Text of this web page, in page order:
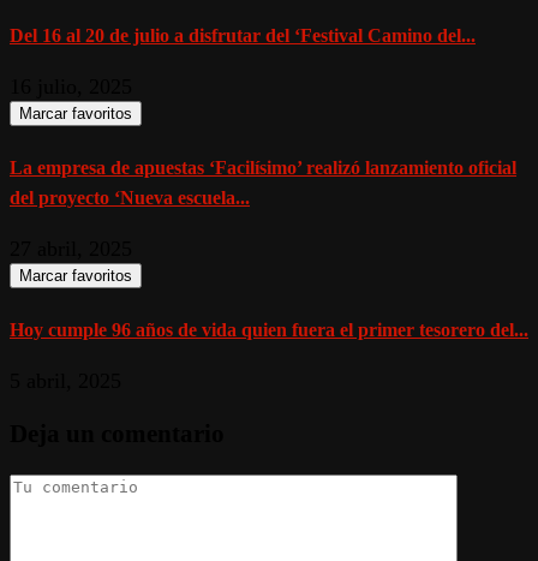
Del 16 al 20 de julio a disfrutar del ‘Festival Camino del...
Marcar favoritos
La empresa de apuestas ‘Facilísimo’ realizó lanzamiento oficial
del proyecto ‘Nueva escuela...
Marcar favoritos
Hoy cumple 96 años de vida quien fuera el primer tesorero del...